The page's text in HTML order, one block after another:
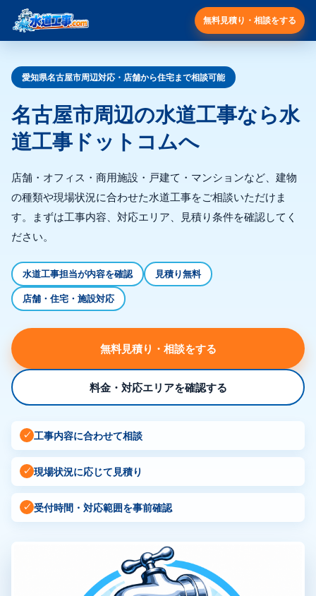
無料見積り・相談をする
愛知県名古屋市周辺対応・店舗から住宅まで相談可能
名古屋市周辺の水道工事なら水
道工事ドットコムへ
店舗・オフィス・商用施設・戸建て・マンションなど、建物
の種類や現場状況に合わせた水道工事をご相談いただけま
す。まずは工事内容、対応エリア、見積り条件を確認してく
ださい。
水道工事担当が内容を確認
見積り無料
店舗・住宅・施設対応
無料見積り・相談をする
料金・対応エリアを確認する
✓ 工事内容に合わせて相談
✓ 現場状況に応じて見積り
✓ 受付時間・対応範囲を事前確認